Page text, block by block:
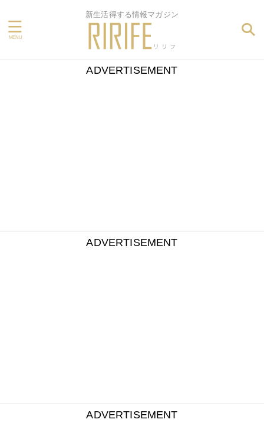
新生活得する情報マガジン
ADVERTISEMENT
ADVERTISEMENT
ADVERTISEMENT